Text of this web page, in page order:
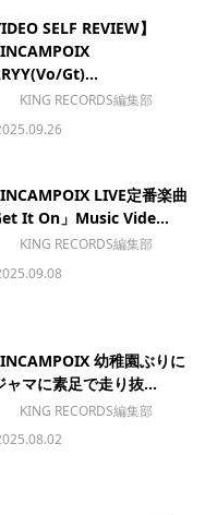
SELF REVIEW】
Gt)...
KING RECORDS編集部
LIVE定番楽曲
It On」Music Vide...
KING RECORDS編集部
幼稚園ぶりに
ャマに素足で走り抜...
KING RECORDS編集部